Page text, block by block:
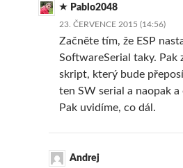
Pablo2048
23. ČERVENCE 2015 (14:56)
Začněte tím, že ESP
SoftwareSerial taky. Pak
skript, který bude
ten SW serial a naopak
Pak uvidíme, co dál.
Andrej